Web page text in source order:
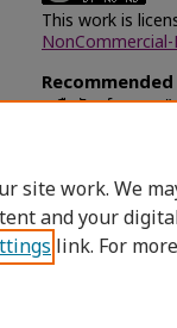
This work is
เหลือจันทร์, เกษม,
site work. We
and your
link. For